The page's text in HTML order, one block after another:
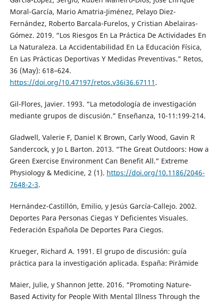
Moral-García, Mario Amatria-Jiménez, Pelayo Diez-
Fernández, Roberto Barcala-Furelos, y Cristian Abelairas-
Gómez. 2019. “Los Riesgos En La Práctica De Actividades En
La Naturaleza. La Accidentabilidad En La Educación Física,
En Las Prácticas Deportivas Y Medidas Preventivas.” Retos,
36 (May): 618–624.
https://doi.org/10.47197/retos.v36i36.67111 .
Gil-Flores, Javier. 1993. “La metodología de investigación
mediante grupos de discusión.” Enseñanza, 10-11:199-214.
Gladwell, Valerie F, Daniel K Brown, Carly Wood, Gavin R
Sandercock, y Jo L Barton. 2013. “The Great Outdoors: How a
Green Exercise Environment Can Benefit All.” Extreme
Physiology & Medicine, 2 (1). https://doi.org/10.1186/2046-
7648-2-3.
Hernández-Castillón, Emilio, y Jesús García-Callejo. 2002.
Deportes Para Personas Ciegas Y Deficientes Visuales.
Federación Española De Deportes Para Ciegos.
Krueger, Richard A. 1991. El grupo de discusión: guía
práctica para la investigación aplicada. España: Pirámide
Maier, Julie, y Shannon Jette. 2016. “Promoting Nature-
Based Activity for People With Mental Illness Through the